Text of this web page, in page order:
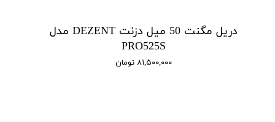
دریل مگنت 50 میل دزنت DEZENT مدل
PRO525S
۸۱,۵۰۰,۰۰۰ تومان